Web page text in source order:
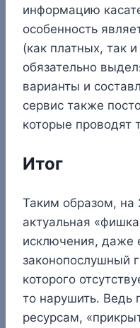
информацию
особенность
(как платных, так
обязательно
варианты и
сервис также
которые проводят
Итог
Таким образом, на
актуальная
исключения, даже
законопослушный
которого
то нарушить. Ведь
ресурсам,